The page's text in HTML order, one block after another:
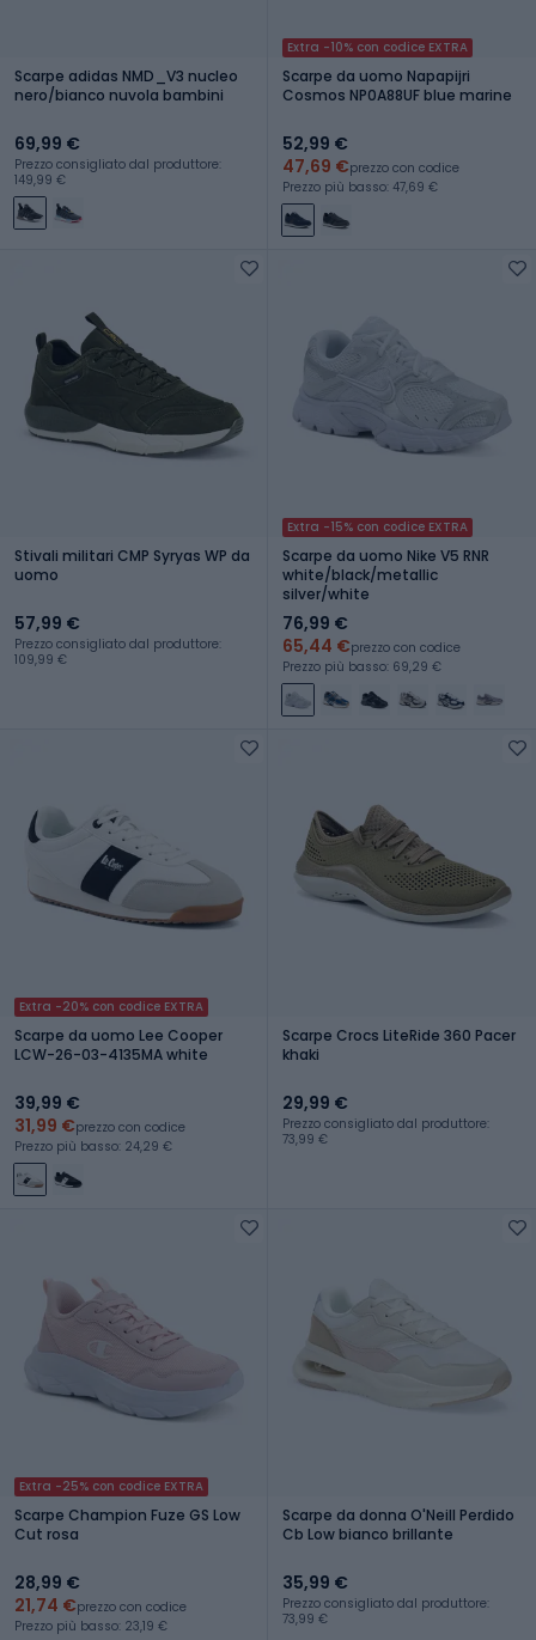
Scarpe adidas NMD_V3 nucleo
nero/bianco nuvola bambini
69,99 €
Prezzo consigliato dal produttore:
149,99 €
Extra -10% con codice EXTRA
Scarpe da uomo Napapijri
Cosmos NP0A88UF blue marine
52,99 €
47,69 €prezzo con codice
Prezzo più basso: 47,69 €
Stivali militari CMP Syryas WP da
uomo
57,99 €
Prezzo consigliato dal produttore:
109,99 €
Extra -15% con codice EXTRA
Scarpe da uomo Nike V5 RNR
white/black/metallic
silver/white
76,99 €
65,44 €prezzo con codice
Prezzo più basso: 69,29 €
Extra -20% con codice EXTRA
Scarpe da uomo Lee Cooper
LCW-26-03-4135MA white
39,99 €
31,99 €prezzo con codice
Prezzo più basso: 24,29 €
Scarpe Crocs LiteRide 360 Pacer
khaki
29,99 €
Prezzo consigliato dal produttore:
73,99 €
Extra -25% con codice EXTRA
Scarpe Champion Fuze GS Low
Cut rosa
28,99 €
21,74 €prezzo con codice
Prezzo più basso: 23,19 €
Scarpe da donna O'Neill Perdido
Cb Low bianco brillante
35,99 €
Prezzo consigliato dal produttore:
73,99 €